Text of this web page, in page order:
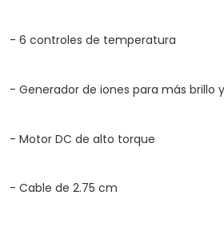
- 6 controles de temperatura
- Generador de iones para más brillo
- Motor DC de alto torque
- Cable de 2.75 cm